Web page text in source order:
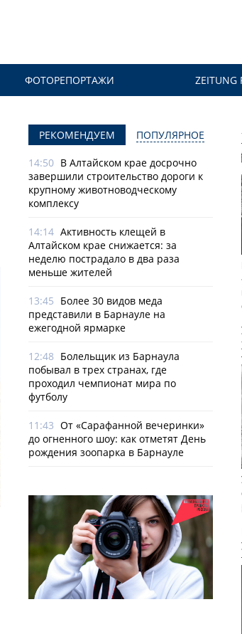
ФОТОРЕПОРТАЖИ ZEITUNG
РЕКОМЕНДУЕМ ПОПУЛЯРНОЕ
14:50 В Алтайском крае досрочно
завершили строительство дороги к
крупному животноводческому
комплексу
14:14 Активность клещей в
Алтайском крае снижается: за
неделю пострадало в два раза
меньше жителей
13:45 Более 30 видов меда
представили в Барнауле на
ежегодной ярмарке
12:48 Болельщик из Барнаула
побывал в трех странах, где
проходил чемпионат мира по
футболу
11:43 От «Сарафанной вечеринки»
до огненного шоу: как отметят День
рождения зоопарка в Барнауле